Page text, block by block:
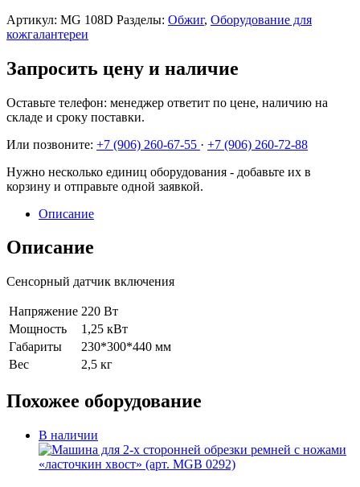
108D)
quantity
Артикул: MG 108D Разделы: Обжиг, Оборудование для
кожгалантереи
Запросить цену и наличие
Оставьте телефон: менеджер ответит по цене, наличию на
складе и сроку поставки.
Или позвоните: +7 (906) 260-67-55 · +7 (906) 260-72-88
Нужно несколько единиц оборудования - добавьте их в
корзину и отправьте одной заявкой.
Описание
Описание
Сенсорный датчик включения
Напряжение 220 Вт
Мощность
1,25 кВт
Габариты
230*300*440 мм
Вес
2,5 кг
Похожее оборудование
В наличии